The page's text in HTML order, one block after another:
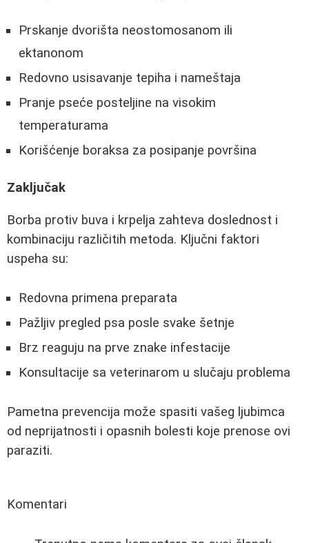
Prskanje dvorišta neostomosanom ili
ektanonom
Redovno usisavanje tepiha i nameštaja
Pranje pseće posteljine na visokim
temperaturama
Korišćenje boraksa za posipanje površina
Zaključak
Borba protiv buva i krpelja zahteva doslednost i
kombinaciju različitih metoda. Ključni faktori
uspeha su:
Redovna primena preparata
Pažljiv pregled psa posle svake šetnje
Brz reaguju na prve znake infestacije
Konsultacije sa veterinarom u slučaju problema
Pametna prevencija može spasiti vašeg ljubimca
od neprijatnosti i opasnih bolesti koje prenose ovi
paraziti.
Komentari